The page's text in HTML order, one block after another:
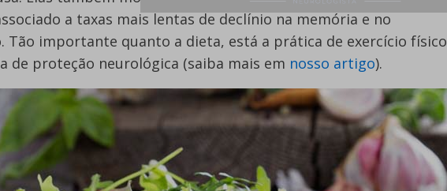
a taxas mais lentas de declínio na memória e no
Tão importante quanto a dieta, está a prática de exercício físico
de proteção neurológica (saiba mais em nosso artigo).